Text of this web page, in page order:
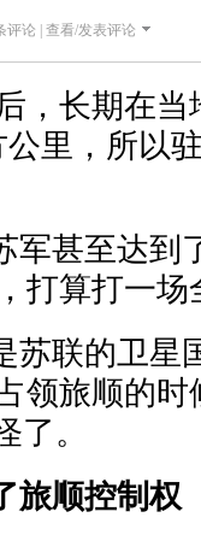
评论 | 查看/发表评论
，长期在
里，所以
军甚至达到
打算打一
苏联的卫星
领旅顺的
。
旅顺控制权